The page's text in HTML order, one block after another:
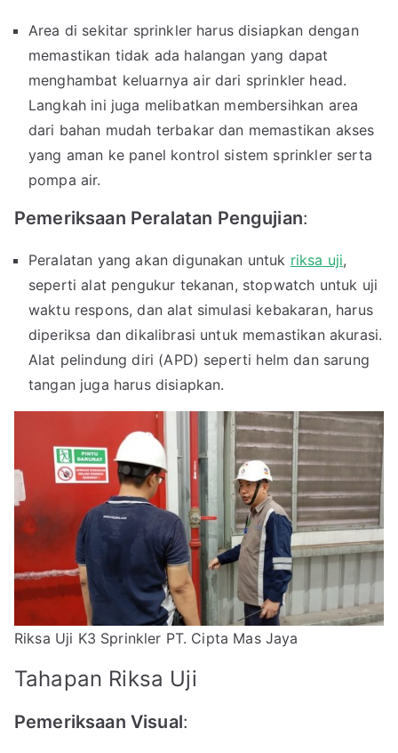
Area di sekitar sprinkler harus disiapkan dengan
memastikan tidak ada halangan yang dapat
menghambat keluarnya air dari sprinkler head.
Langkah ini juga melibatkan membersihkan area
dari bahan mudah terbakar dan memastikan akses
yang aman ke panel kontrol sistem sprinkler serta
pompa air.
Pemeriksaan Peralatan Pengujian:
Peralatan yang akan digunakan untuk riksa uji,
seperti alat pengukur tekanan, stopwatch untuk uji
waktu respons, dan alat simulasi kebakaran, harus
diperiksa dan dikalibrasi untuk memastikan akurasi.
Alat pelindung diri (APD) seperti helm dan sarung
tangan juga harus disiapkan.
Riksa Uji K3 Sprinkler PT. Cipta Mas Jaya
Tahapan Riksa Uji
Pemeriksaan Visual: